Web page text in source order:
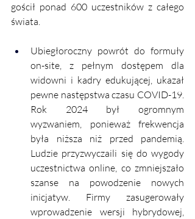
gościł ponad 600 uczestników z całego
świata.
Ubiegłoroczny powrót do formuły
on-site, z pełnym dostępem dla
widowni i kadry edukującej, ukazał
pewne następstwa czasu COVID-19.
Rok 2024 był ogromnym
wyzwaniem, ponieważ frekwencja
była niższa niż przed pandemią.
Ludzie przyzwyczaili się do wygody
uczestnictwa online, co zmniejszało
szanse na powodzenie nowych
inicjatyw. Firmy zasugerowały
wprowadzenie wersji hybrydowej,